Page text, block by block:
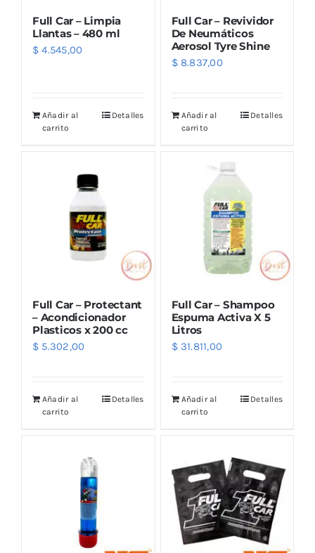
Full Car – Limpia
Llantas – 480 ml
$ 4.545,00
Añadir al
carrito
Detalles
Full Car – Revividor
De Neumáticos
Aerosol Tyre Shine
$8.837,00
Añadir al
carrito
Detalles
Full Car – Protectant
– Acondicionador
Plasticos x 200 cc
$ 5.302,00
Añadir al
carrito
Detalles
Full Car – Shampoo
Espuma Activa X 5
Litros
$31.811,00
Añadir al
carrito
Detalles